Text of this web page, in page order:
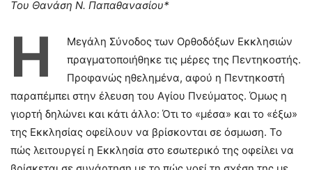
Του Θανάση Ν. Παπαθανασίου*
Η
Μεγάλη Σύνοδος των Ορθοδόξων Εκκλησιών
πραγματοποιήθηκε τις μέρες της Πεντηκοστής.
Προφανώς ηθελημένα, αφού η Πεντηκοστή
παραπέμπει στην έλευση του Αγίου Πνεύματος. Όμως η
γιορτή δηλώνει και κάτι άλλο: Ότι το «μέσα» και το «έξω»
της Εκκλησίας οφείλουν να βρίσκονται σε όσμωση. Το
πώς λειτουργεί η Εκκλησία στο εσωτερικό της οφείλει να